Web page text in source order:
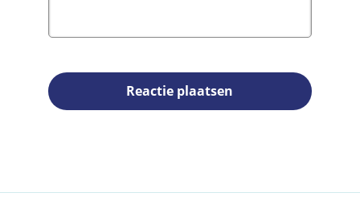
Reactie plaatsen